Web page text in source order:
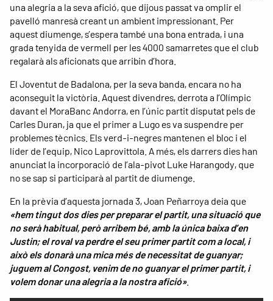
una alegria a la seva afició, que dijous passat va omplir el
pavelló manresà creant un ambient impressionant. Per
aquest diumenge, s’espera també una bona entrada, i una
grada tenyida de vermell per les 4000 samarretes que el club
regalarà als aficionats que arribin d’hora.
El Joventut de Badalona, per la seva banda, encara no ha
aconseguit la victòria. Aquest divendres, derrota a l’Olímpic
davant el MoraBanc Andorra, en l’únic partit disputat pels de
Carles Duran, ja que el primer a Lugo es va suspendre per
problemes tècnics. Els verd-i-negres mantenen el bloc i el
líder de l’equip, Nico Laprovittola. A més, els darrers dies han
anunciat la incorporació de l’ala-pivot Luke Harangody, que
no se sap si participarà al partit de diumenge.
En la prèvia d’aquesta jornada 3, Joan Peñarroya deia que
«hem tingut dos dies per preparar el partit, una situació que
no serà habitual, però arribem bé, amb la única baixa d’en
Justin; el roval va perdre el seu primer partit com a local, i
això els donarà una mica més de necessitat de guanyar;
juguem al Congost, venim de no guanyar el primer partit, i
volem donar una alegria a la nostra afició».